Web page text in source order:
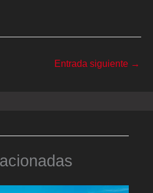
Entrada siguiente →